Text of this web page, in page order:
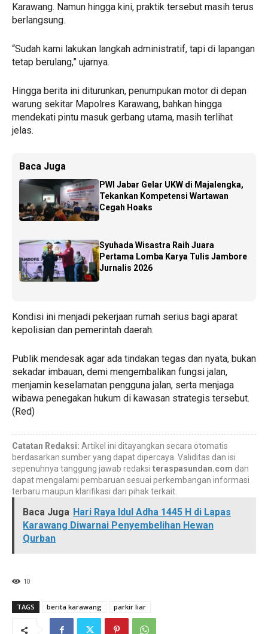
Karawang. Namun hingga kini, praktik tersebut masih terus
berlangsung.
“Sudah kami lakukan langkah administratif, tapi di lapangan
tetap berulang,” ujarnya.
Hingga berita ini diturunkan, penumpukan motor di depan
warung sekitar Mapolres Karawang, bahkan hingga
mendekati pintu masuk gerbang utama, masih terlihat
jelas.
Baca Juga
PWI Jabar Gelar UKW di Majalengka,
Tekankan Kompetensi Wartawan
Cegah Hoaks
Syuhada Wisastra Raih Juara
Pertama Lomba Karya Tulis Jambore
Jurnalis 2026
Kondisi ini menjadi pekerjaan rumah serius bagi aparat
kepolisian dan pemerintah daerah.
Publik mendesak agar ada tindakan tegas dan nyata, bukan
sekadar imbauan, demi mengembalikan fungsi jalan,
menjamin keselamatan pengguna jalan, serta menjaga
wibawa penegakan hukum di kawasan strategis tersebut.
(Red)
Catatan Redaksi: Artikel ini ditayangkan secara otomatis
berdasarkan sumber yang dapat dipercaya. Validitas dan isi
sepenuhnya tanggung jawab redaksi teraspasundan.com dan
dapat mengalami pembaruan sesuai perkembangan informasi
terbaru maupun klarifikasi dari pihak terkait.
Baca Juga Hari Raya Idul Adha 1445 H di Lapas
Karawang Diwarnai Penyembelihan Hewan
Qurban
10
TAGS berita karawang parkir liar